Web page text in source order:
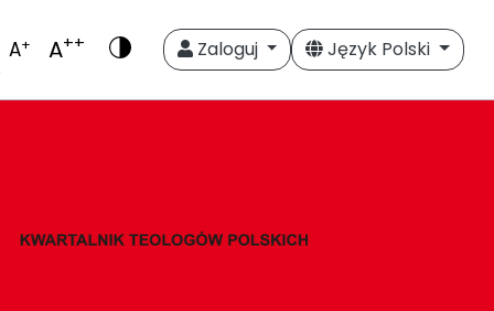
A+ A++ Zaloguj Język Polski